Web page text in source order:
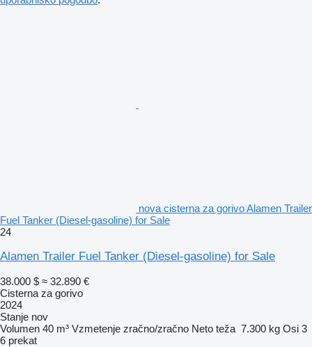
nova cisterna za gorivo Alamen Trailer
Fuel Tanker (Diesel-gasoline) for Sale
24
Alamen Trailer Fuel Tanker (Diesel-gasoline) for Sale
38.000 $ ≈ 32.890 €
Cisterna za gorivo
2024
Stanje nov
Volumen 40 m³ Vzmetenje zračno/zračno Neto teža 7.300 kg Osi 3
6 prekat